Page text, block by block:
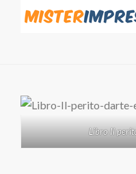
Libro Il